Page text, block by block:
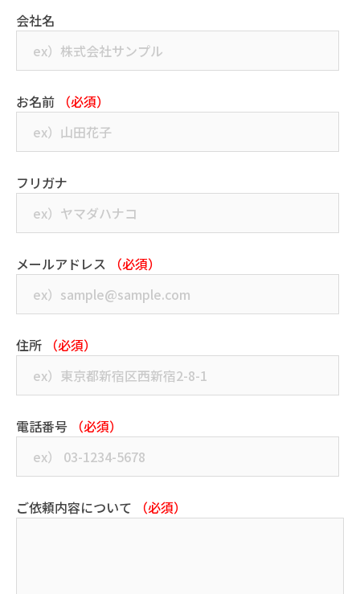
会社名
お名前 （必須）
フリガナ
メールアドレス （必須）
住所 （必須）
電話番号 （必須）
ご依頼内容について （必須）